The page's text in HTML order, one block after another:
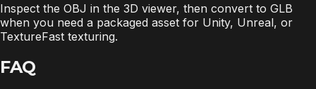
Inspect the OBJ in the 3D viewer, then convert to GLB
when you need a packaged asset for Unity, Unreal, or
TextureFast texturing.
FAQ